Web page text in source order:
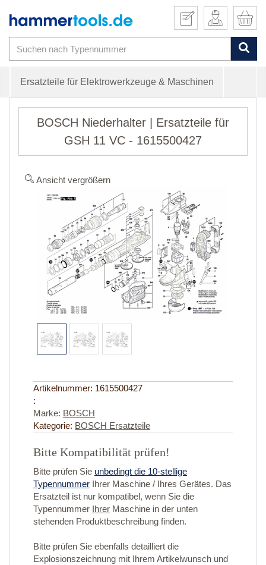
Ersatzteile für Elektrowerkzeuge & Maschinen
BOSCH Niederhalter | Ersatzteile für
GSH 11 VC - 1615500427
Ansicht vergrößern
Artikelnummer: 1615500427
:
Marke: BOSCH
Kategorie: BOSCH Ersatzteile
Bitte Kompatibilität prüfen!
Bitte prüfen Sie unbedingt die 10-stellige
Typennummer Ihrer Maschine / Ihres Gerätes. Das
Ersatzteil ist nur kompatibel, wenn Sie die
Typennummer Ihrer Maschine in der unten
stehenden Produktbeschreibung finden.
Bitte prüfen Sie ebenfalls detailliert die
Explosionszeichnung mit Ihrem Artikelwunsch und